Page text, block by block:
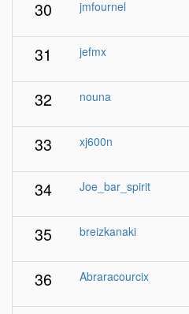
30 jmfournel
31 jefmx
32 nouna
33 xj600n
34 Joe_bar_spirit
35 breizkanaki
36 Abraracourcix